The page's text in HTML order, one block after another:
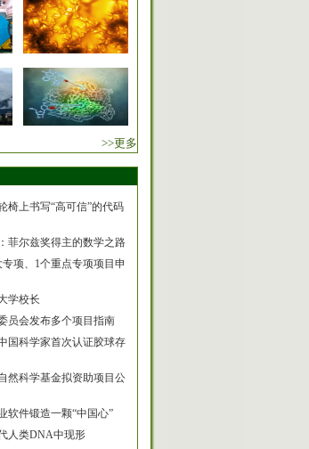
>>更多
椅上书写“高可信”的代码
菲尔兹奖得主的数学之路
项、1个重点专项项目申
学校长
员会发布多个项目指南
国科学家首次认证胶球存
然科学基金拟资助项目公
软件锻造一颗“中国心”
人类DNA中现形